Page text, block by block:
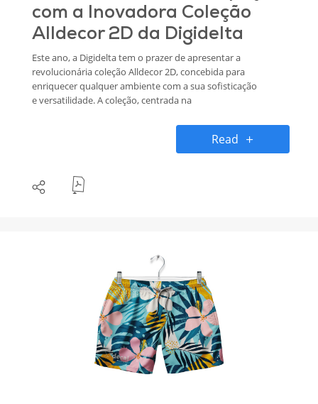
com a Inovadora Coleção
Alldecor 2D da Digidelta
Este ano, a Digidelta tem o prazer de apresentar a
revolucionária coleção Alldecor 2D, concebida para
enriquecer qualquer ambiente com a sua sofisticação
e versatilidade. A coleção, centrada na
para uma vasta gama de projetos de decoração de
interiores, desde casas e escritórios até hotéis e lojas.
Read